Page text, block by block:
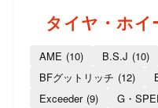
タイヤ・ホ
AME (10) B.S.J (10)
BFグットリッチ (12)
Exceeder (9) G・